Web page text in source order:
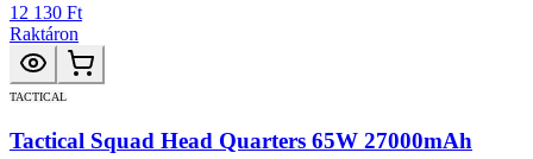
12 130 Ft
Raktáron
TACTICAL
Tactical Squad Head Quarters 65W 27000mAh